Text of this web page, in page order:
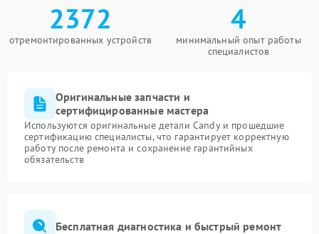
2372
отремонтированных устройств
4
минимальный опыт работы
специалистов
Оригинальные запчасти и
сертифицированные мастера
Используются оригинальные детали Candy и прошедшие
сертификацию специалисты, что гарантирует корректную
работу после ремонта и сохранение гарантийных
обязательств
Бесплатная диагностика и быстрый ремонт